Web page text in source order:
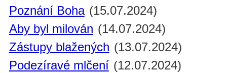
Poznání Boha (15.07.2024)
Aby byl milován (14.07.2024)
Zástupy blažených (13.07.2024)
Podezíravé mlčení (12.07.2024)